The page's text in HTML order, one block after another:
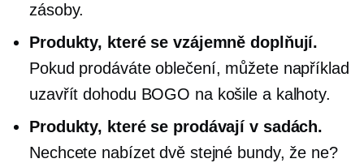
zásoby.
Produkty, které se vzájemně doplňují.
Pokud prodáváte oblečení, můžete například
uzavřít dohodu BOGO na košile a kalhoty.
Produkty, které se prodávají v sadách.
Nechcete nabízet dvě stejné bundy, že ne?